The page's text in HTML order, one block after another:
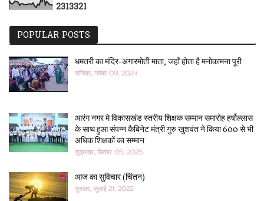
2313321
POPULAR POSTS
धमतरी का मंदिर-अंगारमोती माता, जहाँ होता है मनोकामना पूरी
शनिवार, नवंबर 09, 2024
आरंग नगर मे विकासखंड स्तरीय शिक्षक सम्मान समारोह हर्षोल्लास
के साथ हुआ संपन्न कैबिनेट मंत्री गुरु खुशवंत ने किया 600 से भी
अधिक शिक्षकों का सम्मान
शुक्रवार, सितंबर 05, 2025
आज का सुविचार (चिंतन)
गुरुवार, जुलाई 21, 2022